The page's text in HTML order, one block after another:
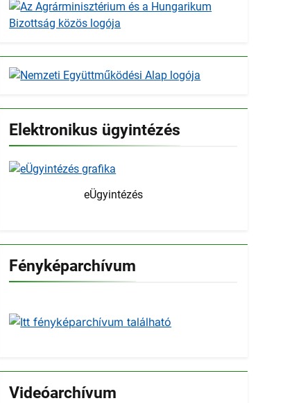
Elektronikus ügyintézés
eÜgyintézés
Fényképarchívum
Videóarchívum